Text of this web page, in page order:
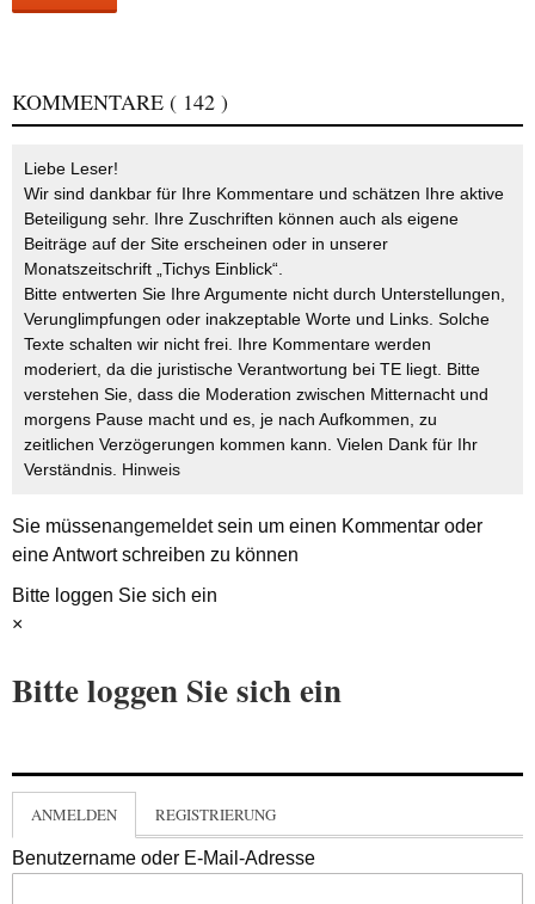
KOMMENTARE ( 142 )
Liebe Leser!
Wir sind dankbar für Ihre Kommentare und schätzen Ihre aktive
Beteiligung sehr. Ihre Zuschriften können auch als eigene
Beiträge auf der Site erscheinen oder in unserer
Monatszeitschrift „Tichys Einblick“.
Bitte entwerten Sie Ihre Argumente nicht durch Unterstellungen,
Verunglimpfungen oder inakzeptable Worte und Links. Solche
Texte schalten wir nicht frei. Ihre Kommentare werden
moderiert, da die juristische Verantwortung bei TE liegt. Bitte
verstehen Sie, dass die Moderation zwischen Mitternacht und
morgens Pause macht und es, je nach Aufkommen, zu
zeitlichen Verzögerungen kommen kann. Vielen Dank für Ihr
Verständnis. Hinweis
Sie müssenangemeldetsein um einen Kommentar oder
eine Antwort schreiben zu können
Bitte loggen Sie sich ein
×
Bitte loggen Sie sich ein
ANMELDEN REGISTRIERUNG
Benutzername oder E-Mail-Adresse